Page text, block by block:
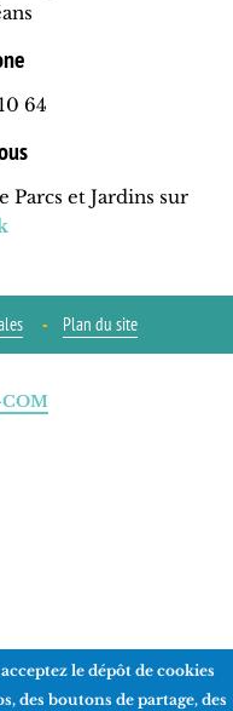
64
et Jardins sur
Plan du site
COM
le dépôt de cookies
des boutons de partage, des